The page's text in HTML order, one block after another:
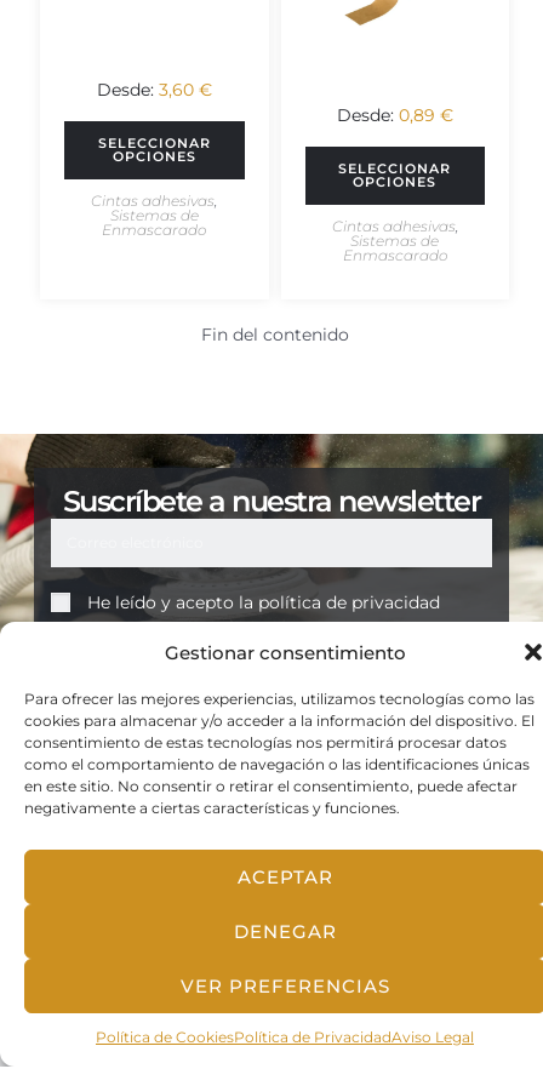
Política de CookiesPolítica de PrivacidadAviso Legal
Desde: 3,60 €
SELECCIONAR
OPCIONES
Cintas adhesivas
Sistemas de
Enmascarado
Desde: 0,89 €
SELECCIONAR
OPCIONES
Cintas adhesivas
Sistemas de
Enmascarado
Fin del contenido
Suscríbete a nuestra newsletter
He leído y acepto la política de privacidad
SUSCRIBIRME
Enlaces
Blog
Nuestra
Política de
Política de
Condiciones
Generales de
Compra
Contacto